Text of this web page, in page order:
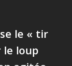
le « tir
le loup